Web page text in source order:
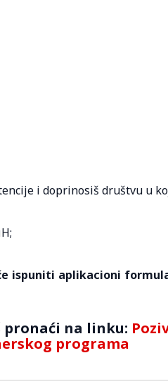
i doprinosiš društvu u
ispuniti aplikacioni
na linku:
programa